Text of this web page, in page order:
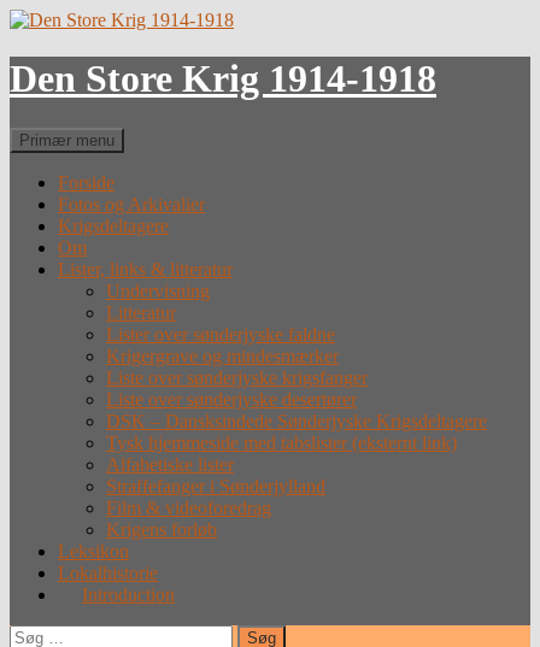
Hop
indhold
Den Store Krig 1914-1918
Søg
Primær menu
Forside
Fotos og Arkivalier
Krigsdeltagere
Om
Lister, links & litteratur
Undervisning
Litteratur
Lister over sønderjyske faldne
Krigergrave og mindesmærker
Liste over sønderjyske krigsfanger
Liste over sønderjyske desertører
DSK – Dansksindede Sønderjyske Krigsdeltagere
Tysk hjemmeside med tabslister (eksternt link)
Alfabetiske lister
Straffefanger i Sønderjylland
Film & videoforedrag
Krigens forløb
Leksikon
Lokalhistorie
Introduction
Søg